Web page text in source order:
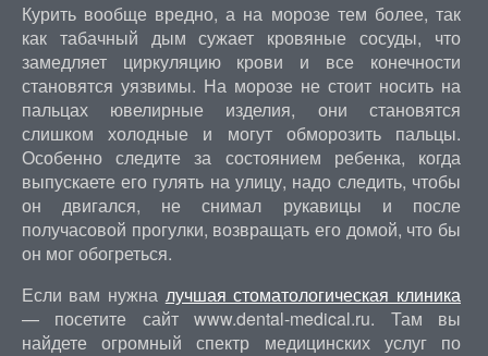
Курить вообще вредно, а на морозе тем более, так
как табачный дым сужает кровяные сосуды, что
замедляет циркуляцию крови и все конечности
становятся уязвимы. На морозе не стоит носить на
пальцах ювелирные изделия, они становятся
слишком холодные и могут обморозить пальцы.
Особенно следите за состоянием ребенка, когда
выпускаете его гулять на улицу, надо следить, чтобы
он двигался, не снимал рукавицы и после
получасовой прогулки, возвращать его домой, что бы
он мог обогреться.
Если вам нужна лучшая стоматологическая клиника
— посетите сайт www.dental-medical.ru. Там вы
найдете огромный спектр медицинских услуг по